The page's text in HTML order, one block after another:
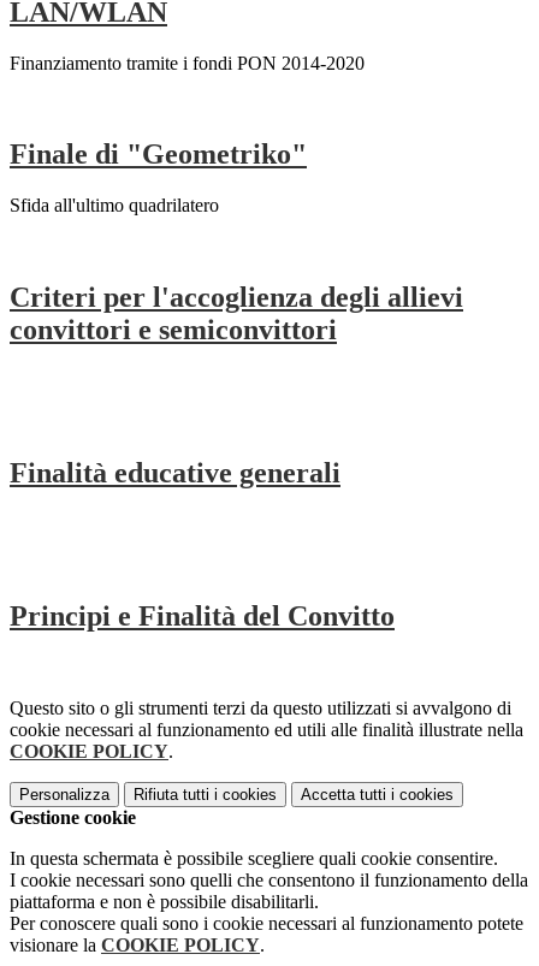
LAN/WLAN
Finanziamento tramite i fondi PON 2014-2020
Finale di "Geometriko"
Sfida all'ultimo quadrilatero
Criteri per l'accoglienza degli allievi
convittori e semiconvittori
Finalità educative generali
Principi e Finalità del Convitto
Questo sito o gli strumenti terzi da questo utilizzati si avvalgono di
cookie necessari al funzionamento ed utili alle finalità illustrate nella
COOKIE POLICY.
Personalizza Rifiuta tutti i cookies Accetta tutti i cookies
Gestione cookie
In questa schermata è possibile scegliere quali cookie consentire.
I cookie necessari sono quelli che consentono il funzionamento della
piattaforma e non è possibile disabilitarli.
Per conoscere quali sono i cookie necessari al funzionamento potete
visionare la COOKIE POLICY.